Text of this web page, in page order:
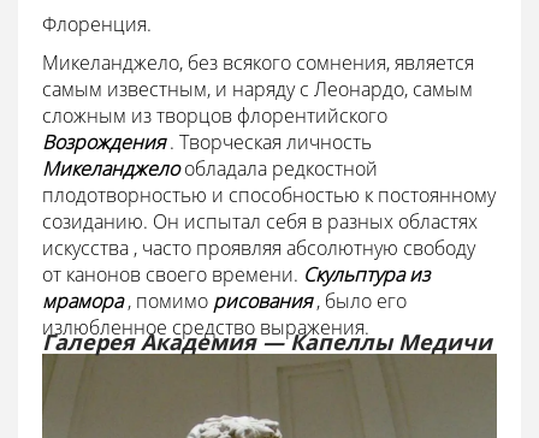
Флоренция.
Микеланджело, без всякого сомнения, является
самым известным, и наряду с Леонардо, самым
сложным из творцов флорентийского
Возрождения. Творческая личность
Микеланджелообладала редкостной
плодотворностью и способностью к постоянному
созиданию. Он испытал себя в разных областях
искусства , часто проявляя абсолютную свободу
от канонов своего времени. Скульптура из
мрамора, помимо рисования, было его
излюбленное средство выражения.
Галерея Академия — Капеллы Медичи